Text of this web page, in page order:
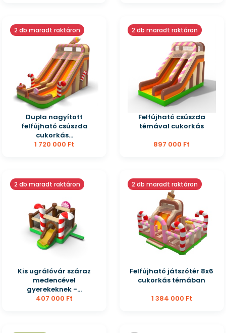
2 db maradt raktáron
Dupla nagyított
felfújható csúszda
cukorkás...
1 720 000 Ft
2 db maradt raktáron
Felfújható csúszda
témával cukorkás
897 000 Ft
2 db maradt raktáron
Kis ugrálóvár száraz
medencével
gyerekeknek -...
407 000 Ft
2 db maradt raktáron
Felfújható játszótér 8x6
cukorkás témában
1 384 000 Ft